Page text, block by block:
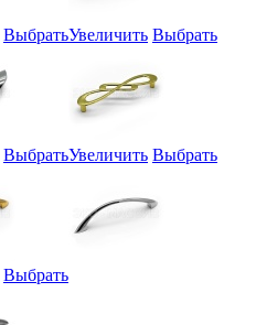
ВыбратьУвеличить Выбрать
ВыбратьУвеличить Выбрать
Выбрать